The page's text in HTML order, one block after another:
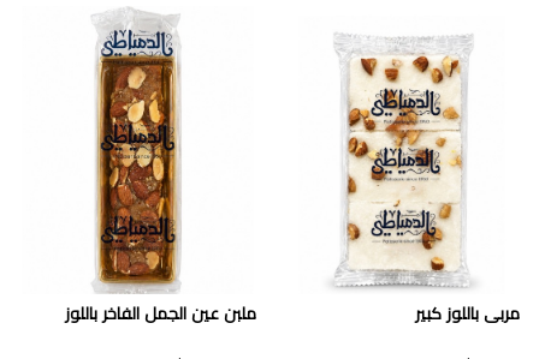
مربى باللوز كبير ملبن عين الجمل الفاخر باللوز